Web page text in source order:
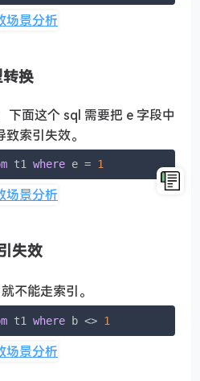
换
下面这个 sql 需要把 e 字段中
索引失效。
t1 where e = 1
失效
不能走索引。
t1 where b <> 1